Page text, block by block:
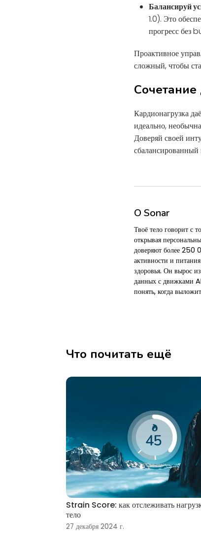
Балансируй
1.0). Это
прогресс без
Проактивное
сложный, чтобы
Кардионагрузка
идеально,
Доверяй своей
О Sonar
Твоё тело говорит
открывая
доверяют более 250
активности и
здоровья. Он вырос
данных с движками
понять, когда
Что почитать ещё
Strain Score: как отслеживать
тело
27 декабря 2024 г.